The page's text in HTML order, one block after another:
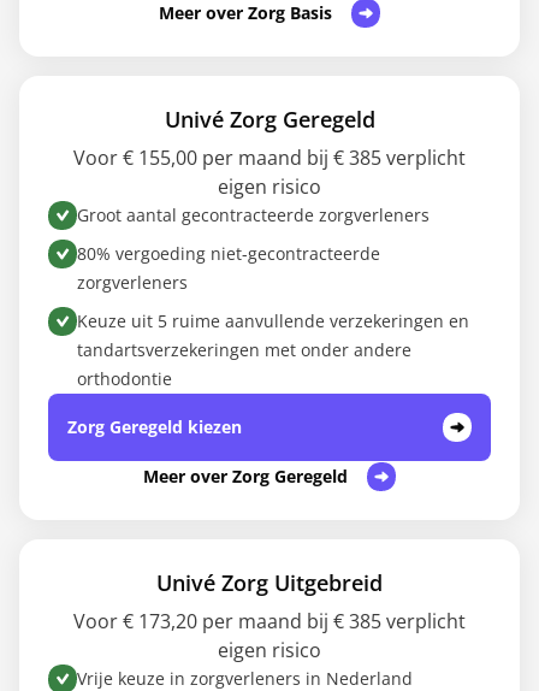
Meer over Zorg Basis
Univé Zorg Geregeld
Voor € 155,00 per maand bij € 385 verplicht
eigen risico
Groot aantal gecontracteerde zorgverleners
80% vergoeding niet-gecontracteerde
zorgverleners
Keuze uit 5 ruime aanvullende verzekeringen en
tandartsverzekeringen met onder andere
orthodontie
Zorg Geregeld kiezen
Meer over Zorg Geregeld
Univé Zorg Uitgebreid
Voor € 173,20 per maand bij € 385 verplicht
eigen risico
Vrije keuze in zorgverleners in Nederland